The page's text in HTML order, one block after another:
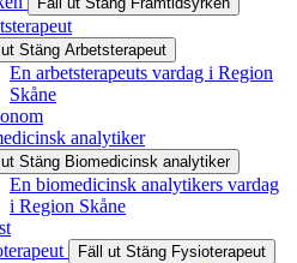
Stäng Arbetsterapeut
En arbetsterapeuts vardag i Region
Skåne
analytiker
Stäng Biomedicinsk analytiker
En biomedicinsk analytikers vardag
i Region Skåne
Fäll ut Stäng Fysioterapeut